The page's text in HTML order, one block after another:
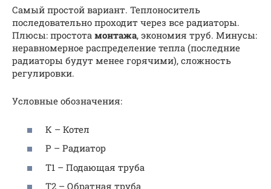
Самый простой вариант. Теплоноситель
последовательно проходит через все радиаторы.
Плюсы: простота монтажа, экономия труб. Минусы:
неравномерное распределение тепла (последние
радиаторы будут менее горячими), сложность
регулировки.
Условные обозначения:
К – Котел
Р – Радиатор
Т1 – Подающая труба
Т2 – Обратная труба